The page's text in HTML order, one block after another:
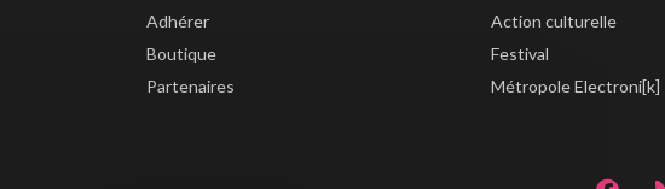
Adhérer
Boutique
Partenaires
Action culturelle
Festival
Métropole Electroni[k]